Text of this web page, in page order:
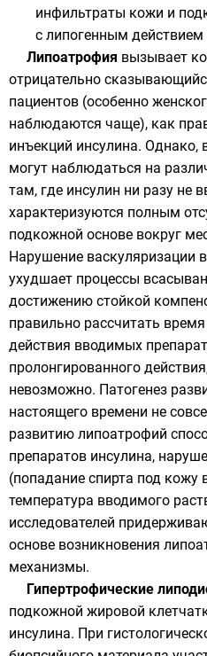
инфильтраты кожи и
с липогенным действием
Липоатрофия вызывает
отрицательно
пациентов (особенно
наблюдаются чаще), как
инъекций инсулина.
могут наблюдаться на
там, где инсулин ни разу не
характеризуются полным
подкожной основе вокруг
Нарушение васкуляризации
ухудшает процессы
достижению стойкой
правильно рассчитать
действия вводимых
пролонгированного
невозможно. Патогенез
настоящего времени не
развитию липоатрофий
препаратов инсулина,
(попадание спирта под кожу
температура вводимого
исследователей
основе возникновения
механизмы.
Гипертрофические
подкожной жировой
инсулина. При